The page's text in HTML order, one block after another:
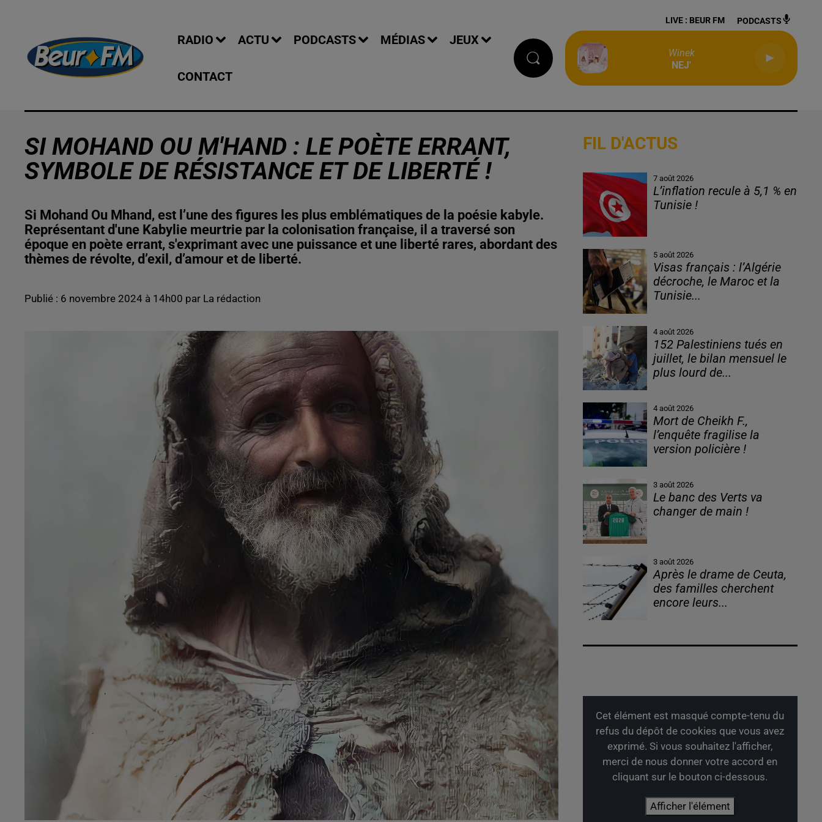
RADIO ACTU PODCASTS MÉDIAS JEUX
CONTACT
LIVE : BEUR FM PODCASTS
Winek
NEJ'
SI MOHAND OU M'HAND : LE POÈTE ERRANT,
SYMBOLE DE RÉSISTANCE ET DE LIBERTÉ !
Si Mohand Ou Mhand, est l’une des figures les plus emblématiques de la poésie kabyle.
Représentant d'une Kabylie meurtrie par la colonisation française, il a traversé son
époque en poète errant, s'exprimant avec une puissance et une liberté rares, abordant des
thèmes de révolte, d’exil, d’amour et de liberté.
Publié : 6 novembre 2024 à 14h00 par La rédaction
FIL D'ACTUS
7 août 2026
L’inflation recule à 5,1 % en
Tunisie !
5 août 2026
Visas français : l’Algérie
décroche, le Maroc et la
Tunisie...
4 août 2026
152 Palestiniens tués en
juillet, le bilan mensuel le
plus lourd de...
4 août 2026
Mort de Cheikh F.,
l’enquête fragilise la
version policière !
3 août 2026
Le banc des Verts va
changer de main !
3 août 2026
Après le drame de Ceuta,
des familles cherchent
encore leurs...
Cet élément est masqué compte-tenu du
refus du dépôt de cookies que vous avez
exprimé. Si vous souhaitez l'afficher,
merci de nous donner votre accord en
cliquant sur le bouton ci-dessous.
Afficher l'élément